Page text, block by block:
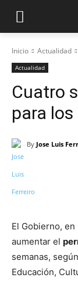
Inicio Actualidad
Actualidad
Cuatro
para
By Jose Luis
El Gobierno,
aumentar el
semanas,
Educación,